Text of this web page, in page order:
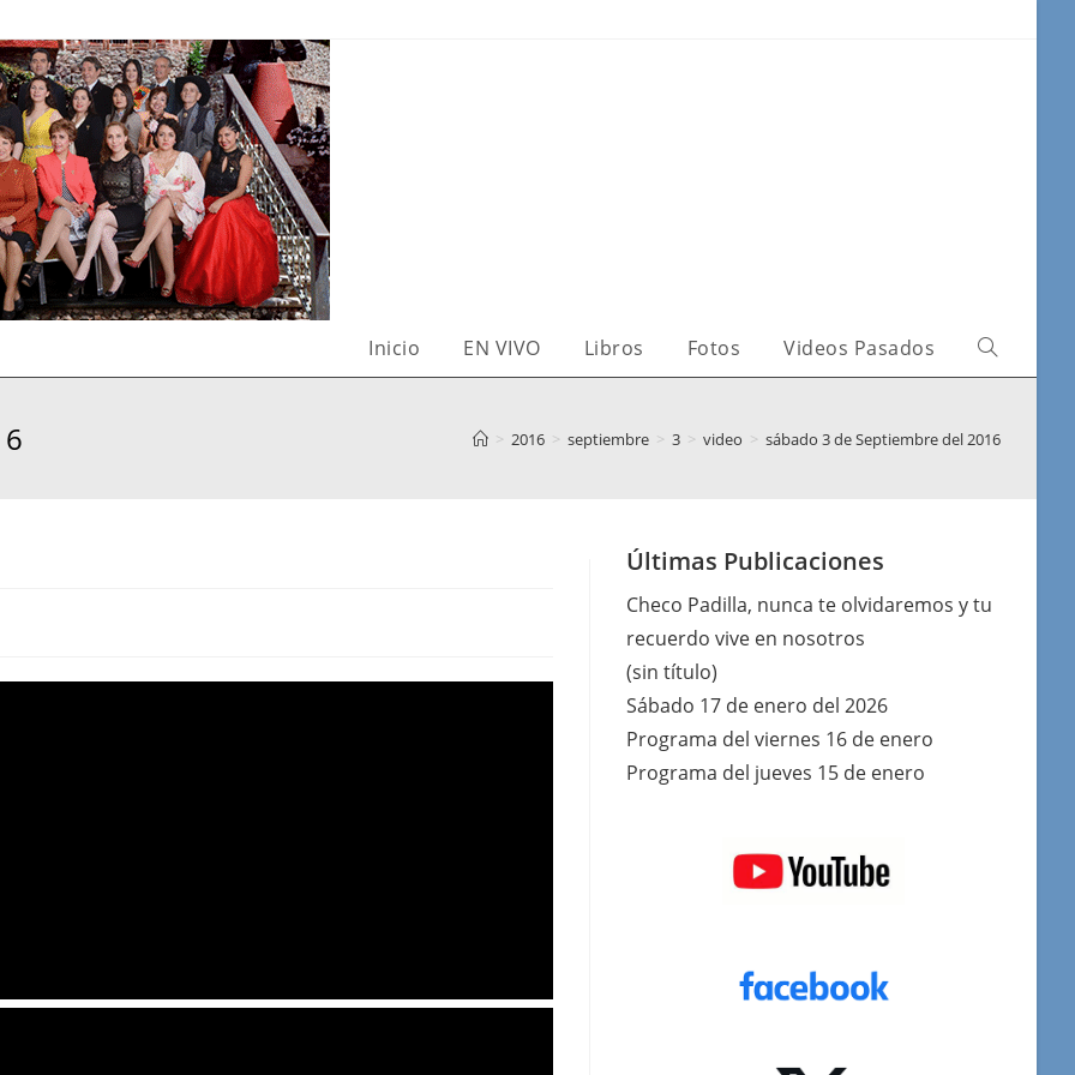
Inicio EN VIVO Libros Fotos Videos Pasados
> 2016 > septiembre > 3 > video > sábado 3 de Septiembre del 2016
Últimas Publicaciones
Checo Padilla, nunca te olvidaremos y tu
recuerdo vive en nosotros
(sin título)
Sábado 17 de enero del 2026
Programa del viernes 16 de enero
Programa del jueves 15 de enero